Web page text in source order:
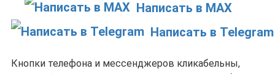
Написать в MAX
Написать в Telegram
Кнопки телефона и мессенджеров кликабельны,